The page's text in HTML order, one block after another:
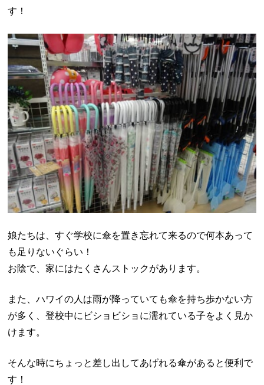
す！
娘たちは、すぐ学校に傘を置き忘れて来るので何本あって
も足りないぐらい！
お陰で、家にはたくさんストックがあります。
また、ハワイの人は雨が降っていても傘を持ち歩かない方
が多く、登校中にビショビショに濡れている子をよく見か
けます。
そんな時にちょっと差し出してあげれる傘があると便利で
す！